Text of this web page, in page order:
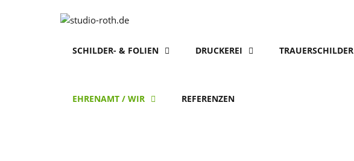
SCHILDER- & FOLIEN DRUCKEREI TRAUERSCHILDER
EHRENAMT / WIR REFERENZEN